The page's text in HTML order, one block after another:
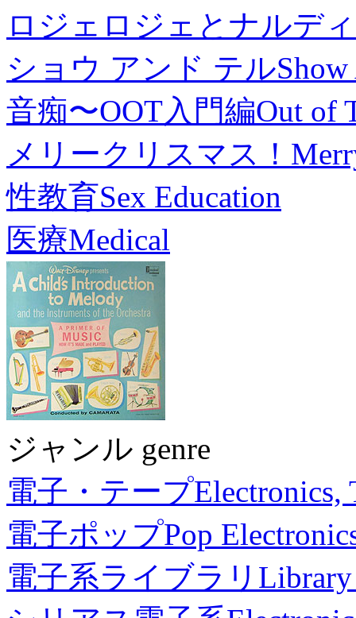
ロジェロジェとナルデ
ショウ アンド テル
音痴〜OOT入門編Out of
メリークリスマス！
性教育Sex Education
医療Medical
ジャンル genre
電子・テープElectronics,
電子ポップPop
電子系ライブラリ